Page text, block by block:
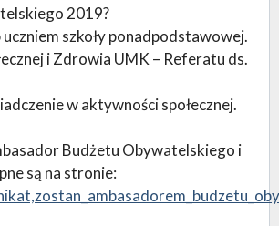
2019?
szkoły ponadpodstawowej.
i Zdrowia UMK – Referatu ds.
w aktywności społecznej.
Budżetu Obywatelskiego i
są na stronie: